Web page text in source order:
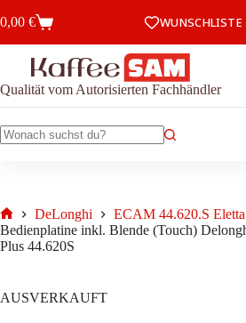
Inhalt
Warenkorb
0,00 € WUNSCHLISTE
Qualität vom Autorisierten Fachhändler
Start
DeLonghi
ECAM 44.620.S
Bedienplatine inkl. Blende (Touch)
Plus 44.620S
AUSVERKAUFT